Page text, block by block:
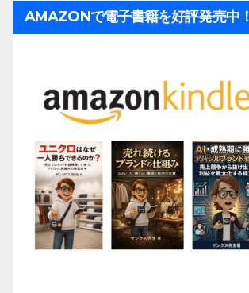
AMAZONで電子書籍を好評発売中！